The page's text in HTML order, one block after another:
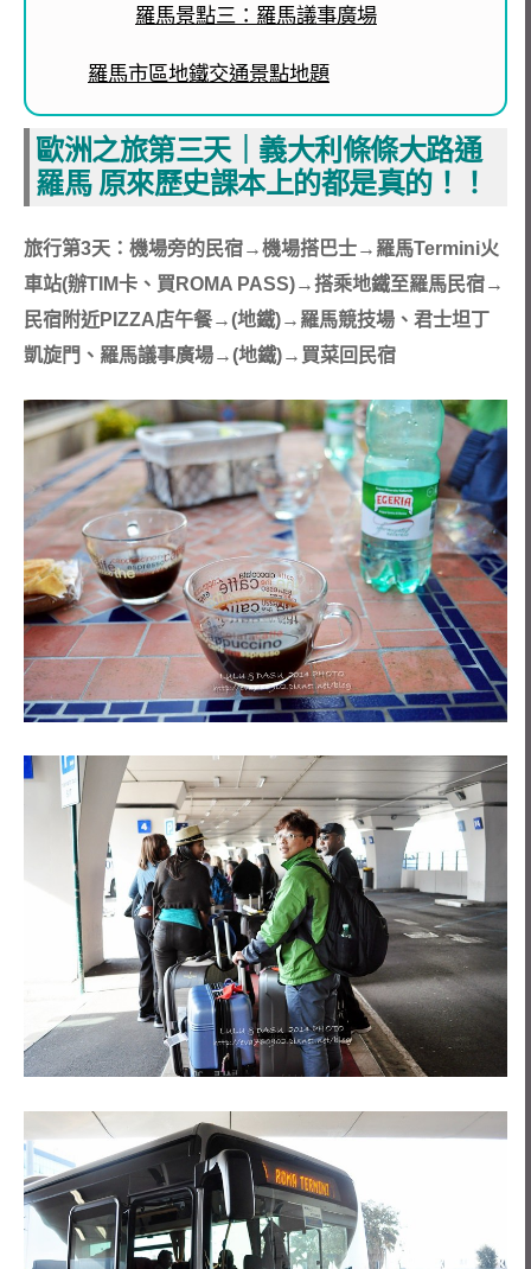
羅馬景點三：羅馬議事廣場
羅馬市區地鐵交通景點地題
歐洲之旅第三天｜義大利條條大路通
羅馬 原來歷史課本上的都是真的！！
旅行第3天：機場旁的民宿→機場搭巴士→羅馬Termini火
車站(辦TIM卡、買ROMA PASS)→搭乘地鐵至羅馬民宿→
民宿附近PIZZA店午餐→(地鐵)→羅馬競技場、君士坦丁
凱旋門、羅馬議事廣場→(地鐵)→買菜回民宿